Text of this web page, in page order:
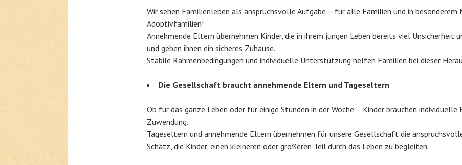
Wir sehen Familienleben als anspruchsvolle Aufgabe – für alle Familien und in
Adoptivfamilien!
Annehmende Eltern übernehmen Kinder, die in ihrem jungen Leben bereits viel Unsicherheit
und geben ihnen ein sicheres Zuhause.
Stabile Rahmenbedingungen und individuelle Unterstützung helfen Familien bei dieser
Die Gesellschaft braucht annehmende Eltern und Tageseltern
Ob für das ganze Leben oder für einige Stunden in der Woche – Kinder brauchen
Zuwendung.
Tageseltern und annehmende Eltern übernehmen für unsere Gesellschaft die
Schatz, die Kinder, einen kleineren oder größeren Teil durch das Leben zu begleiten.